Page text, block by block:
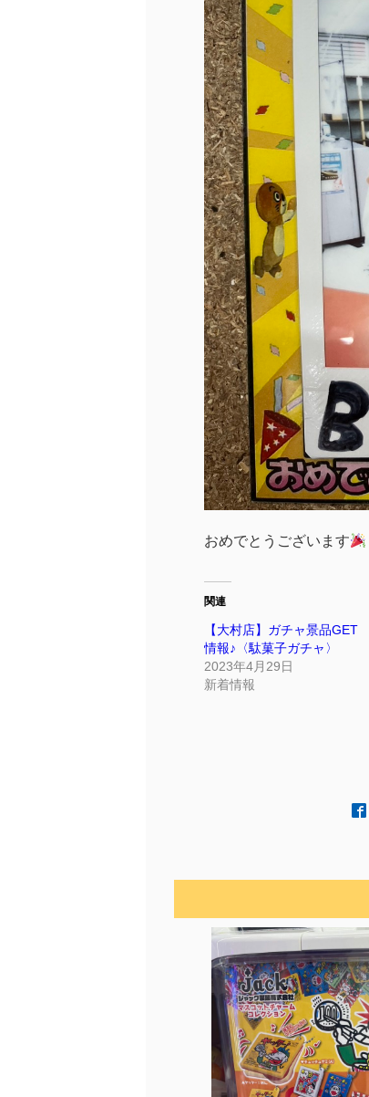
おめでとうございます
関連
【大村店】ガチャ景品GET
情報♪〈駄菓子ガチャ〉
2023年4月29日
新着情報